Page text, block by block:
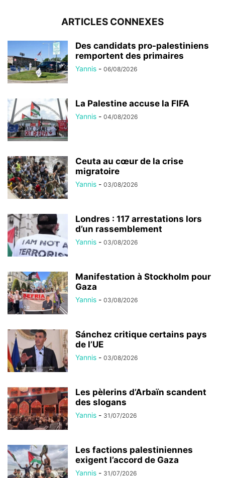
ARTICLES CONNEXES
Des candidats pro-palestiniens
remportent des primaires
Yannis - 06/08/2026
La Palestine accuse la FIFA
Yannis - 04/08/2026
Ceuta au cœur de la crise
migratoire
Yannis - 03/08/2026
Londres : 117 arrestations lors
d’un rassemblement
Yannis - 03/08/2026
Manifestation à Stockholm pour
Gaza
Yannis - 03/08/2026
Sánchez critique certains pays
de l’UE
Yannis - 03/08/2026
Les pèlerins d’Arbaïn scandent
des slogans
Yannis - 31/07/2026
Les factions palestiniennes
exigent l’accord de Gaza
Yannis - 31/07/2026